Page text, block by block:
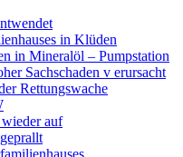
in Klüden
in Mineralöl – Pumpstation
Sachschaden v erursacht
Rettungswache
auf